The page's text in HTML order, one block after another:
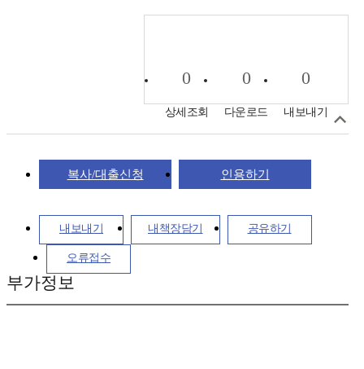
0
상세조회
0
다운로드
0
내보내기
복사/대출신청 인용하기
내보내기 내책장담기 공유하기
오류접수
부가정보